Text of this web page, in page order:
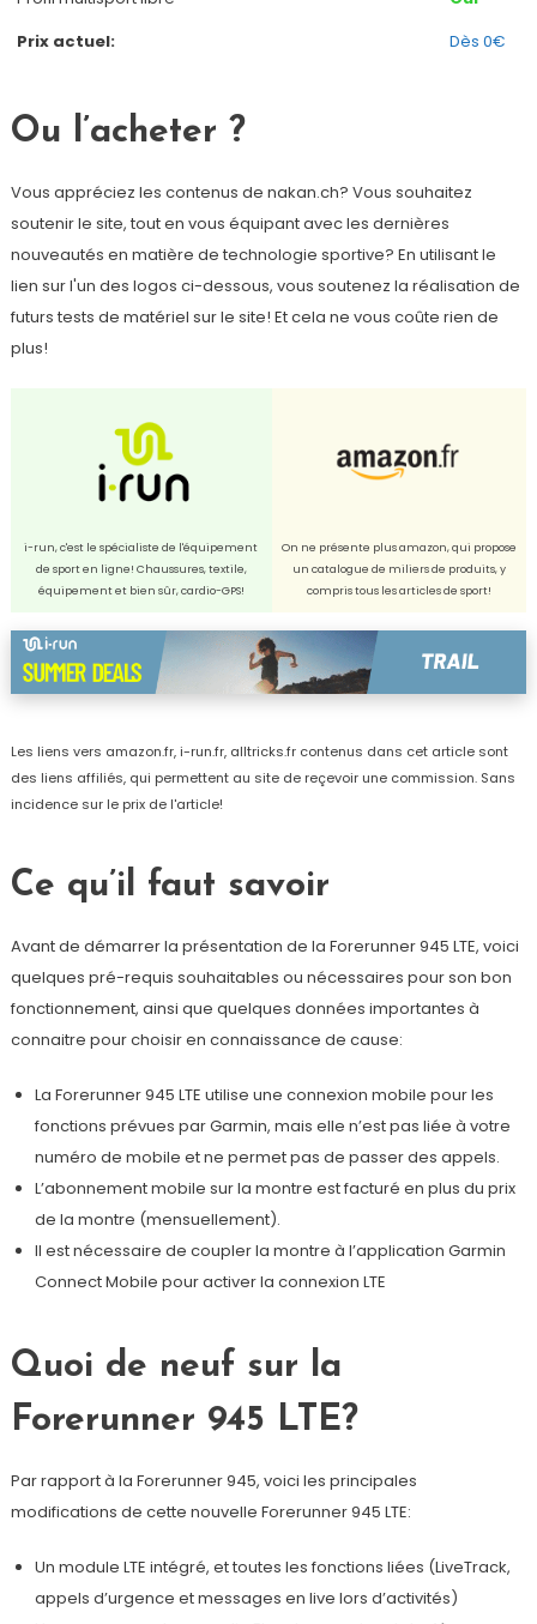
Prix actuel:
Dès 0€
Ou l’acheter ?
Vous appréciez les contenus de nakan.ch? Vous souhaitez
soutenir le site, tout en vous équipant avec les dernières
nouveautés en matière de technologie sportive? En utilisant le
lien sur l'un des logos ci-dessous, vous soutenez la réalisation de
futurs tests de matériel sur le site! Et cela ne vous coûte rien de
plus!
i-run, c'est le spécialiste de l'équipement
de sport en ligne! Chaussures, textile,
équipement et bien sûr, cardio-GPS!
On ne présente plus amazon, qui propose
un catalogue de miliers de produits, y
compris tous les articles de sport!
Les liens vers amazon.fr, i-run.fr, alltricks.fr contenus dans cet article sont
des liens affiliés, qui permettent au site de reçevoir une commission. Sans
incidence sur le prix de l'article!
Ce qu’il faut savoir
Avant de démarrer la présentation de la Forerunner 945 LTE, voici
quelques pré-requis souhaitables ou nécessaires pour son bon
fonctionnement, ainsi que quelques données importantes à
connaitre pour choisir en connaissance de cause:
La Forerunner 945 LTE utilise une connexion mobile pour les
fonctions prévues par Garmin, mais elle n’est pas liée à votre
numéro de mobile et ne permet pas de passer des appels.
L’abonnement mobile sur la montre est facturé en plus du prix
de la montre (mensuellement).
Il est nécessaire de coupler la montre à l’application Garmin
Connect Mobile pour activer la connexion LTE
Quoi de neuf sur la
Forerunner 945 LTE?
Par rapport à la Forerunner 945, voici les principales
modifications de cette nouvelle Forerunner 945 LTE:
Un module LTE intégré, et toutes les fonctions liées (LiveTrack,
appels d’urgence et messages en live lors d’activités)